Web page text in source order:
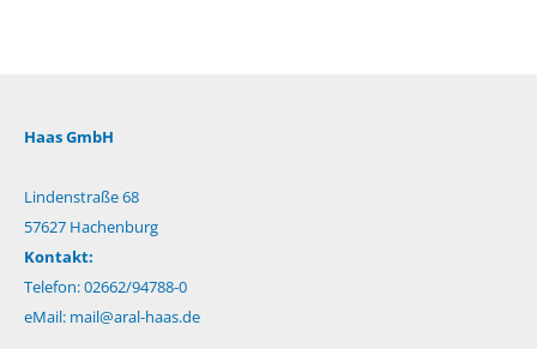
Haas GmbH
Lindenstraße 68
57627 Hachenburg
Kontakt:
Telefon: 02662/94788-0
eMail: mail@aral-haas.de